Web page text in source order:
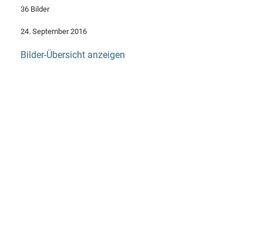
36 Bilder
24. September 2016
Bilder-Übersicht anzeigen